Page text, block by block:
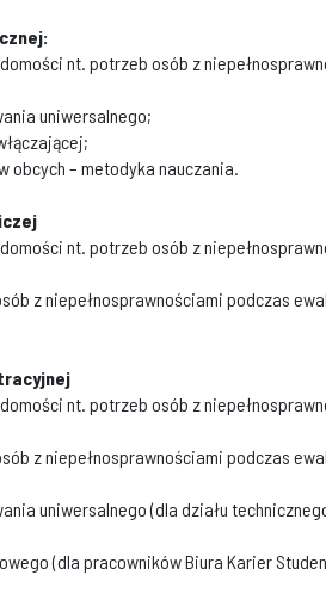
nt. potrzeb osób z
uniwersalnego;
obcych – metodyka nauczania.
nt. potrzeb osób z
z niepełnosprawnościami podczas
nt. potrzeb osób z
z niepełnosprawnościami podczas
uniwersalnego (dla działu
(dla pracowników Biura Karier